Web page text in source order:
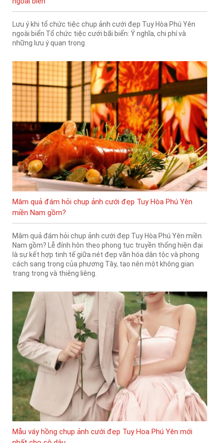
Lưu ý khi tổ chức tiệc chụp ảnh cưới đẹp Tuy Hòa Phú Yên
ngoài biển Tổ chức tiệc cưới bãi biển: Ý nghĩa, chi phí và
những lưu ý quan trọng
Mâm quả đám hỏi chụp ảnh cưới đẹp Tuy Hòa Phú Yên
miền Nam gồm?
Mâm quả đám hỏi chụp ảnh cưới đẹp Tuy Hòa Phú Yên miền
Nam gồm? Lễ đính hôn theo phong tục truyền thống hiện đại
là sự kết hợp tinh tế giữa nét đẹp văn hóa dân tộc và phong
cách sang trọng của phương Tây, tạo nên một không gian
trang trọng và thiêng liêng.
Mẫu váy hồng chụp ảnh cưới đẹp Tuy Hoa Phú Yên mới